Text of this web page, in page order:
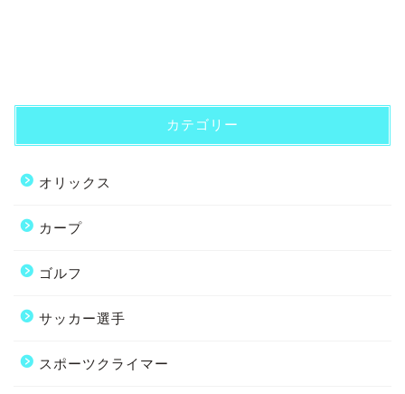
カテゴリー
オリックス
カープ
ゴルフ
サッカー選手
スポーツクライマー